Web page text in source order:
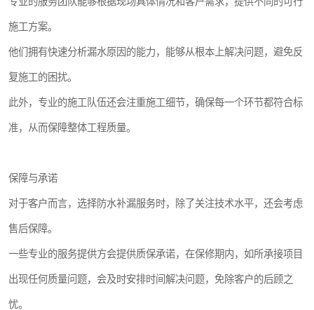
施工方案。
他们拥有快速分析漏水原因的能力，能够从根本上解决问题，避免反
复施工的困扰。
此外，专业的施工队伍还会注重施工细节，确保每一个环节都符合标
准，从而保障整体工程质量。
保障与承诺
对于客户而言，选择防水补漏服务时，除了关注技术水平，还会考虑
售后保障。
一些专业的服务提供方会提供质保承诺，在保修期内，如所承接项目
出现任何质量问题，会及时安排时间解决问题，免除客户的后顾之
忧。